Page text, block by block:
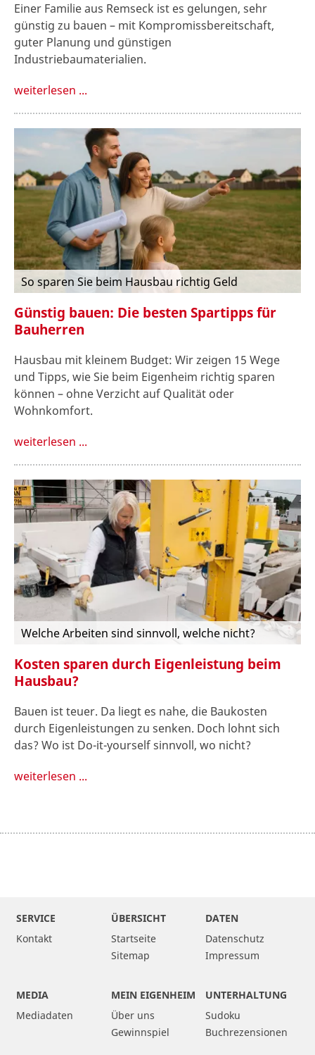
Einer Familie aus Remseck ist es gelungen, sehr
günstig zu bauen – mit Kompromissbereitschaft,
guter Planung und günstigen
Industriebaumaterialien.
weiterlesen ...
So sparen Sie beim Hausbau richtig Geld
Günstig bauen: Die besten Spartipps für
Bauherren
Hausbau mit kleinem Budget: Wir zeigen 15 Wege
und Tipps, wie Sie beim Eigenheim richtig sparen
können – ohne Verzicht auf Qualität oder
Wohnkomfort.
weiterlesen ...
Welche Arbeiten sind sinnvoll, welche nicht?
Kosten sparen durch Eigenleistung beim
Hausbau?
Bauen ist teuer. Da liegt es nahe, die Baukosten
durch Eigenleistungen zu senken. Doch lohnt sich
das? Wo ist Do-it-yourself sinnvoll, wo nicht?
weiterlesen ...
SERVICE
Kontakt
ÜBERSICHT
Startseite
Sitemap
DATEN
Datenschutz
Impressum
MEDIA
Mediadaten
MEIN EIGENHEIM
Über uns
Gewinnspiel
UNTERHALTUNG
Sudoku
Buchrezensionen